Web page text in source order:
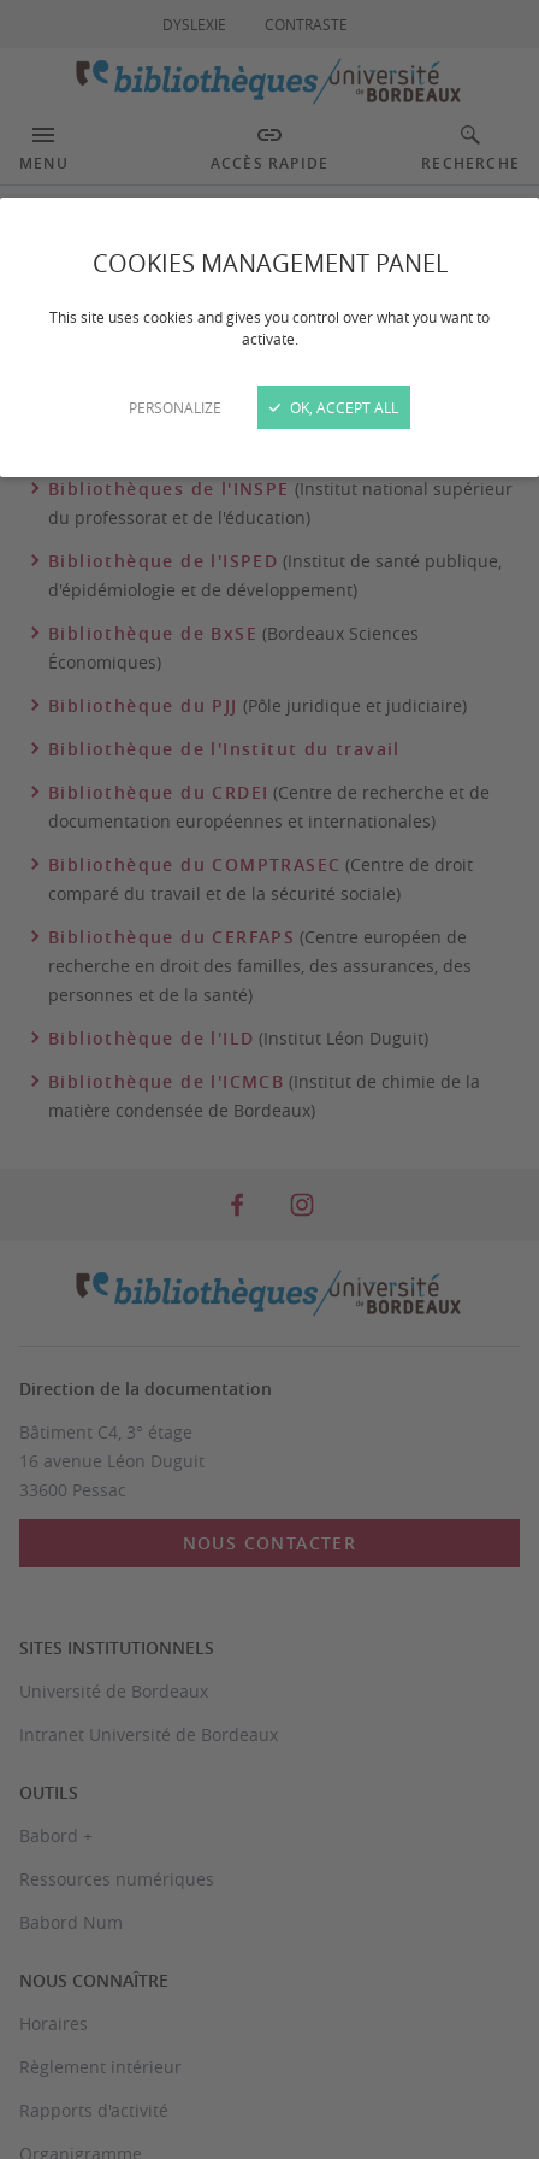
COOKIES MANAGEMENT PANEL
This site uses cookies and gives you control over what you want to
activate.
PERSONALIZE OK, ACCEPT ALL
DYSLEXIE CONTRASTE
MENU ACCÈS RAPIDE RECHERCHE
Les autres bibliothèques
le 23/02/2026
Retrouvez les services et informations pratiques des autres
Bibliothèques de l'INSPE (Institut national supérieur
du professorat et de l'éducation)
Bibliothèque de l'ISPED (Institut de santé publique,
d'épidémiologie et de développement)
Bibliothèque de BxSE (Bordeaux Sciences
Économiques)
Bibliothèque du PJJ (Pôle juridique et judiciaire)
Bibliothèque de l'Institut du travail
Bibliothèque du CRDEI (Centre de recherche et de
documentation européennes et internationales)
Bibliothèque du COMPTRASEC (Centre de droit
comparé du travail et de la sécurité sociale)
Bibliothèque du CERFAPS (Centre européen de
recherche en droit des familles, des assurances, des
personnes et de la santé)
Bibliothèque de l'ILD (Institut Léon Duguit)
Bibliothèque de l'ICMCB (Institut de chimie de la
matière condensée de Bordeaux)
Direction de la documentation
Bâtiment C4, 3° étage
16 avenue Léon Duguit
33600 Pessac
NOUS CONTACTER
SITES INSTITUTIONNELS
Université de Bordeaux
Intranet Université de Bordeaux
OUTILS
Babord +
Ressources numériques
Babord Num
NOUS CONNAÎTRE
Horaires
Règlement intérieur
Rapports d'activité
Organigramme